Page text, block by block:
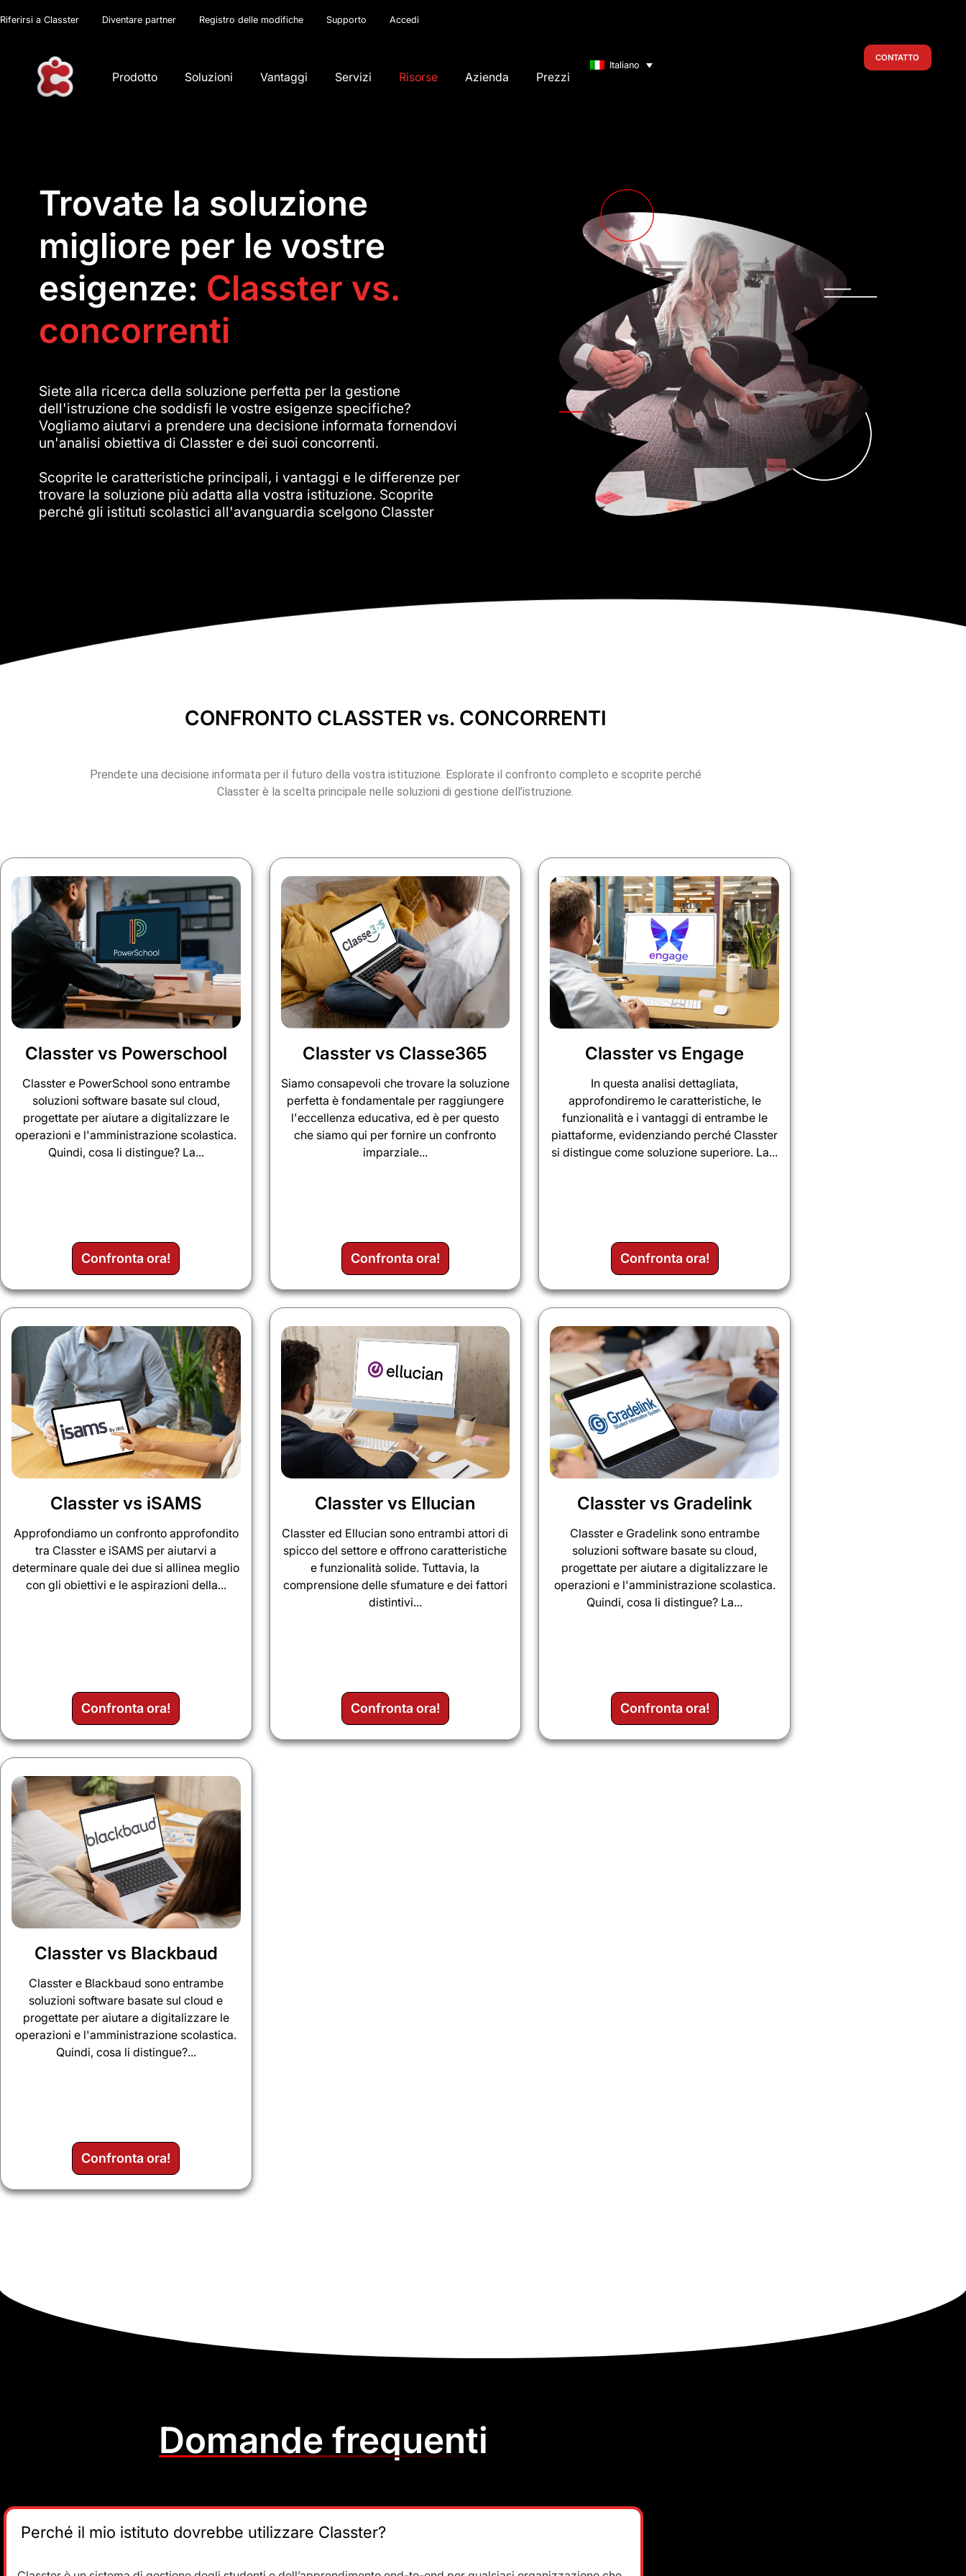
Riferirsi a Classter Diventare partner Registro delle modifiche Supporto Accedi
Prodotto Soluzioni Vantaggi Servizi Risorse Azienda Prezzi
Italiano
CONTATTO
Trovate la soluzione
migliore per le vostre
esigenze: Classter vs.
concorrenti
Siete alla ricerca della soluzione perfetta per la gestione
dell'istruzione che soddisfi le vostre esigenze specifiche?
Vogliamo aiutarvi a prendere una decisione informata fornendovi
un'analisi obiettiva di Classter e dei suoi concorrenti.
Scoprite le caratteristiche principali, i vantaggi e le differenze per
trovare la soluzione più adatta alla vostra istituzione. Scoprite
perché gli istituti scolastici all'avanguardia scelgono Classter
CONFRONTO CLASSTER vs. CONCORRENTI
Prendete una decisione informata per il futuro della vostra istituzione. Esplorate il confronto completo e scoprite perché
Classter è la scelta principale nelle soluzioni di gestione dell’istruzione.
Classter vs Powerschool
Classter e PowerSchool sono entrambe
soluzioni software basate sul cloud,
progettate per aiutare a digitalizzare le
operazioni e l'amministrazione scolastica.
Quindi, cosa li distingue? La...
Confronta ora!
Classter vs Classe365
Siamo consapevoli che trovare la soluzione
perfetta è fondamentale per raggiungere
l'eccellenza educativa, ed è per questo
che siamo qui per fornire un confronto
imparziale...
Confronta ora!
Classter vs Engage
In questa analisi dettagliata,
approfondiremo le caratteristiche, le
funzionalità e i vantaggi di entrambe le
piattaforme, evidenziando perché Classter
si distingue come soluzione superiore. La...
Confronta ora!
Classter vs iSAMS
Approfondiamo un confronto approfondito
tra Classter e iSAMS per aiutarvi a
determinare quale dei due si allinea meglio
con gli obiettivi e le aspirazioni della...
Confronta ora!
Classter vs Ellucian
Classter ed Ellucian sono entrambi attori di
spicco del settore e offrono caratteristiche
e funzionalità solide. Tuttavia, la
comprensione delle sfumature e dei fattori
distintivi...
Confronta ora!
Classter vs Gradelink
Classter e Gradelink sono entrambe
soluzioni software basate su cloud,
progettate per aiutare a digitalizzare le
operazioni e l'amministrazione scolastica.
Quindi, cosa li distingue? La...
Confronta ora!
Classter vs Blackbaud
Classter e Blackbaud sono entrambe
soluzioni software basate sul cloud e
progettate per aiutare a digitalizzare le
operazioni e l'amministrazione scolastica.
Quindi, cosa li distingue?...
Confronta ora!
Domande frequenti
Perché il mio istituto dovrebbe utilizzare Classter?